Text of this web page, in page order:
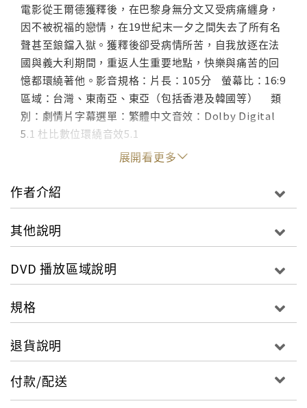
電影從王爾德獲釋後，在巴黎身無分文又受病痛纏身，
因不被祝福的戀情，在19世紀末一夕之間失去了所有名
聲甚至鋃鐺入獄。獲釋後卻受病情所苦，自我放逐在法
國與義大利期間，重返人生重要地點，快樂與痛苦的回
憶都環繞著他。影音規格：片長：105分 螢幕比：16:9
區域：台灣、東南亞、東亞（包括香港及韓國等） 類
別：劇情片字幕選單：繁體中文音效：Dolby Digital
5.1 杜比數位環繞音效5.1
展開看更多
作者介紹
其他說明
DVD 播放區域說明
規格
退貨說明
付款/配送